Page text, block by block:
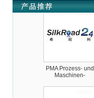
Automation GmbH